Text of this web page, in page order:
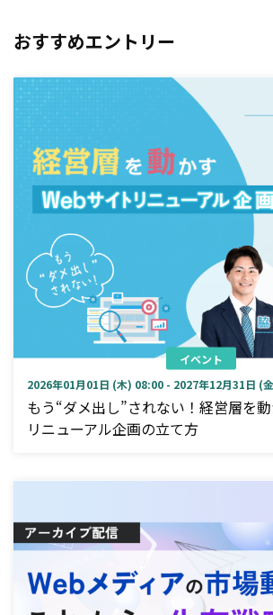
おすすめエントリー
イベント
2026年01月01日 (木) 08:00 - 2027年12月31日 (
もう“ダメ出し”されない！経営層を
リニューアル企画の立て方